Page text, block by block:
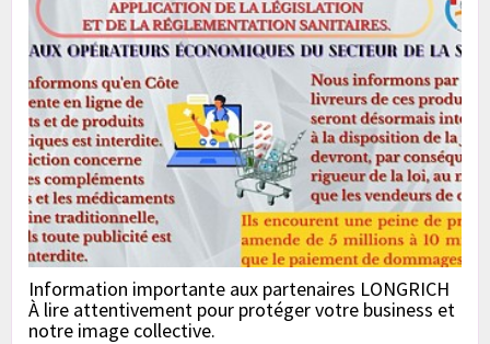
Information importante aux partenaires LONGRICH
À lire attentivement pour protéger votre business et
notre image collective.